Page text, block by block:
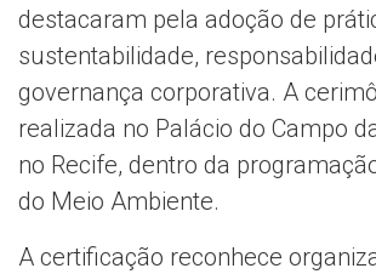
destacaram pela adoção de
sustentabilidade,
governança corporativa. A
realizada no Palácio do Campo
no Recife, dentro da
do Meio Ambiente.
A certificação reconhece